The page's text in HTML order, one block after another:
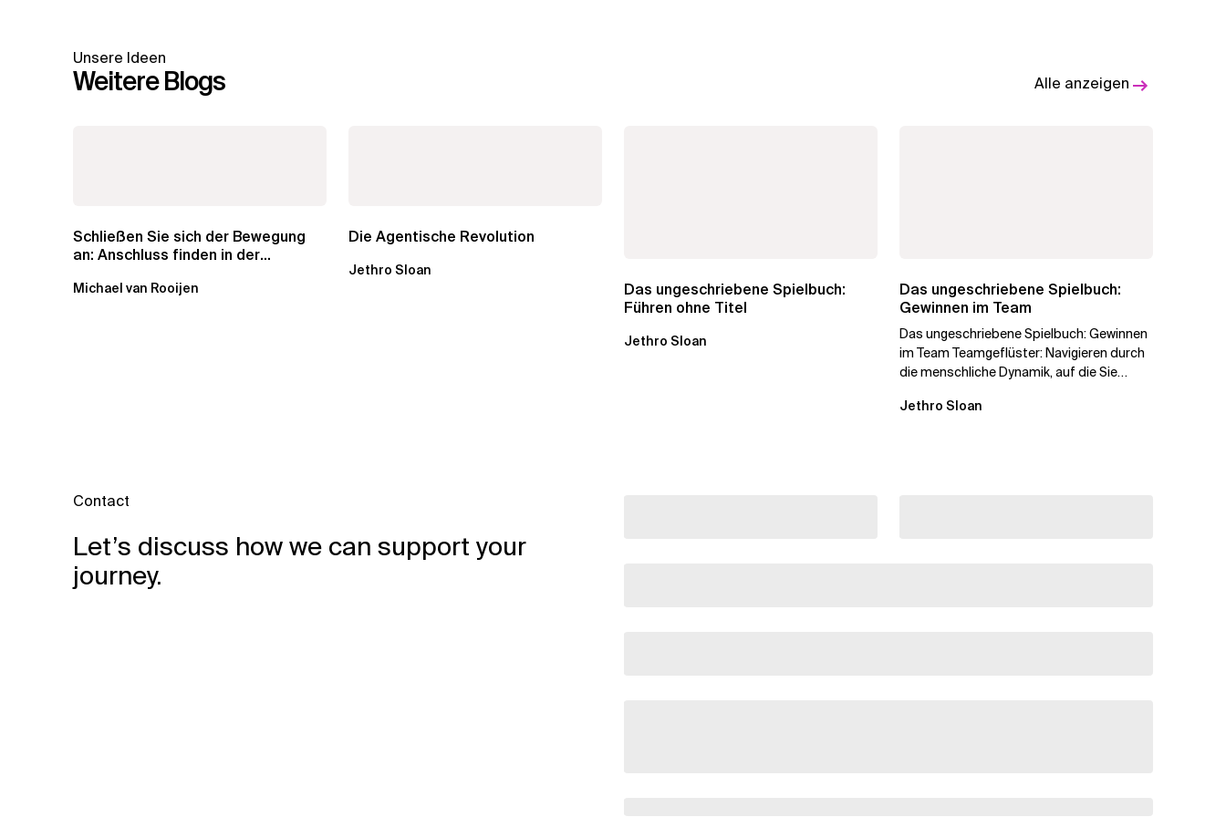
Unsere Ideen
Weitere Blogs Alle anzeigen
Schließen Sie sich der Bewegung
an: Anschluss finden in der
Michael van Rooijen
Die Agentische Revolution
Jethro Sloan
Das ungeschriebene Spielbuch:
Führen ohne Titel
Jethro Sloan
Das ungeschriebene Spielbuch:
Gewinnen im Team
Das ungeschriebene Spielbuch: Gewinnen
im Team Teamgeflüster: Navigieren durch
die menschliche Dynamik, auf die Sie
Jethro Sloan
Contact
Let’s discuss how we can support your
journey.